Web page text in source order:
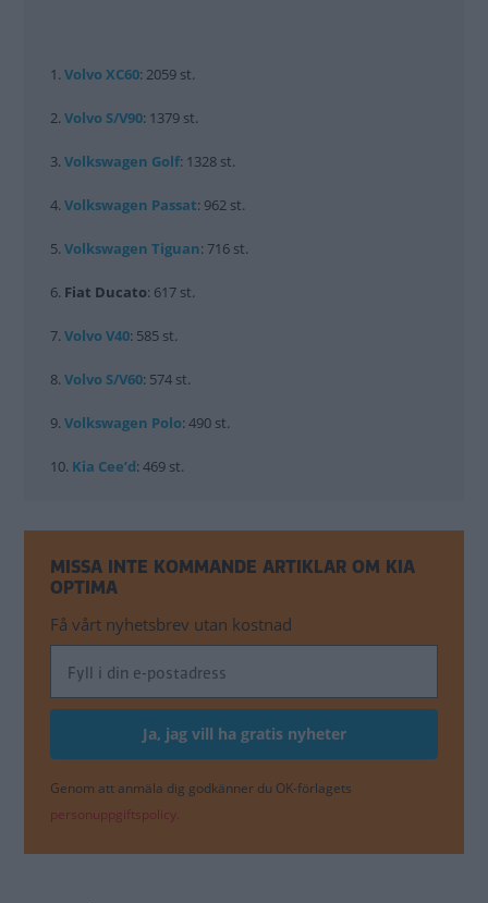
1. VolvoXC60: 2059 st.
2. VolvoS/V90: 1379 st.
3. Volkswagen Golf: 1328 st.
4. Volkswagen Passat: 962 st.
5. Volkswagen Tiguan: 716 st.
6. Fiat Ducato: 617 st.
7. VolvoV40: 585 st.
8. VolvoS/V60: 574 st.
9. Volkswagen Polo: 490 st.
10. Kia Cee’d: 469 st.
MISSA INTE KOMMANDE ARTIKLAR OM KIA
OPTIMA
Få vårt nyhetsbrev utan kostnad
Genom att anmäla dig godkänner du OK-förlagets
personuppgiftspolicy.